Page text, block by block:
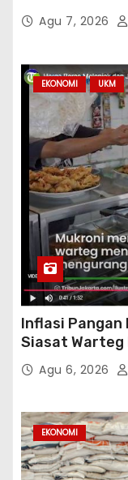
Agu 7, 2026
EKONOMI UKM
Inflasi Pangan
Siasat Warteg
Terjangkau
Agu 6, 2026
EKONOMI